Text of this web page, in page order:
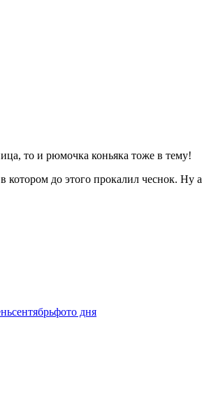
то и рюмочка коньяка тоже в тему!
котором до этого прокалил чеснок. Ну а
сентябрьфото дня